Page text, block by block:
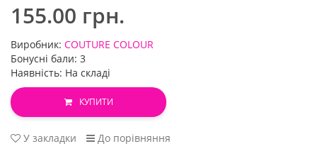
155.00 грн.
Виробник: COUTURE COLOUR
Бонусні бали: 3
Наявність: На складі
КУПИТИ
У закладки
До порівняння